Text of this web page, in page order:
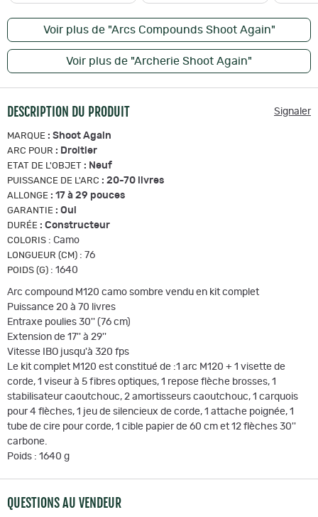
Voir plus de "Arcs Compounds Shoot Again"
Voir plus de "Archerie Shoot Again"
DESCRIPTION DU PRODUIT Signaler
MARQUE : Shoot Again
ARC POUR : Droitier
ETAT DE L'OBJET : Neuf
PUISSANCE DE L'ARC : 20-70 livres
ALLONGE : 17 à 29 pouces
GARANTIE : Oui
DURÉE : Constructeur
COLORIS : Camo
LONGUEUR (CM) : 76
POIDS (G) : 1640
Arc compound M120 camo sombre vendu en kit complet
Puissance 20 à 70 livres
Entraxe poulies 30'' (76 cm)
Extension de 17'' à 29''
Vitesse IBO jusqu'à 320 fps
Le kit complet M120 est constitué de :1 arc M120 + 1 visette de
corde, 1 viseur à 5 fibres optiques, 1 repose flèche brosses, 1
stabilisateur caoutchouc, 2 amortisseurs caoutchouc, 1 carquois
pour 4 flèches, 1 jeu de silencieux de corde, 1 attache poignée, 1
tube de cire pour corde, 1 cible papier de 60 cm et 12 flèches 30''
carbone.
Poids : 1640 g
QUESTIONS AU VENDEUR